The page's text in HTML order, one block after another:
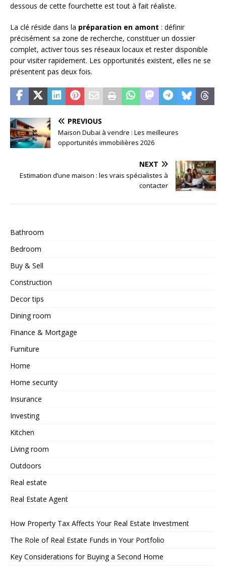
dessous de cette fourchette est tout à fait réaliste.
La clé réside dans la préparation en amont : définir
précisément sa zone de recherche, constituer un dossier
complet, activer tous ses réseaux locaux et rester disponible
pour visiter rapidement. Les opportunités existent, elles ne se
présentent pas deux fois.
PREVIOUS
Maison Dubai à vendre : Les meilleures
opportunités immobilières 2026
NEXT
Estimation d’une maison : les vrais spécialistes à
contacter
Bathroom
Bedroom
Buy & Sell
Construction
Decor tips
Dining room
Finance & Mortgage
Furniture
Home
Home security
Insurance
Investing
Kitchen
Living room
Outdoors
Real estate
Real Estate Agent
How Property Tax Affects Your Real Estate Investment
The Role of Real Estate Funds in Your Portfolio
Key Considerations for Buying a Second Home